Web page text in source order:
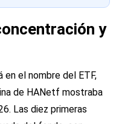
y
el nombre del ETF,
de HANetf mostraba
Las diez primeras